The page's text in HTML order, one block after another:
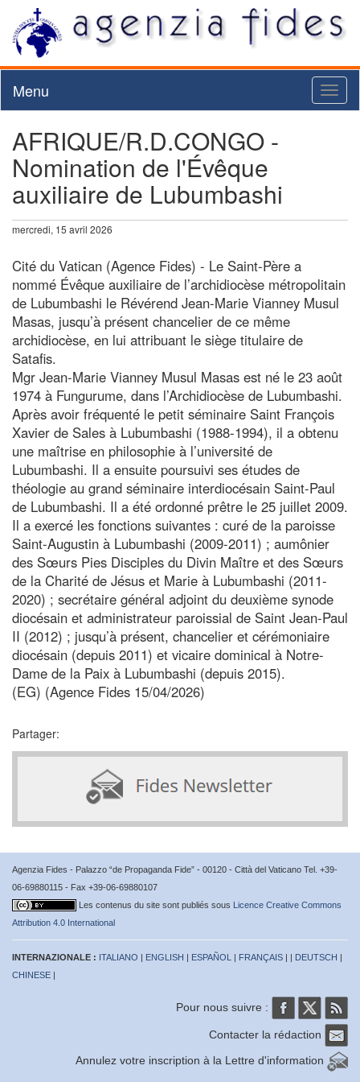
Menu
AFRIQUE/R.D.CONGO -
Nomination de l'Évêque
auxiliaire de Lubumbashi
mercredi, 15 avril 2026
Cité du Vatican (Agence Fides) - Le Saint-Père a
nommé Évêque auxiliaire de l’archidiocèse métropolitain
de Lubumbashi le Révérend Jean-Marie Vianney Musul
Masas, jusqu’à présent chancelier de ce même
archidiocèse, en lui attribuant le siège titulaire de
Satafis.
Mgr Jean-Marie Vianney Musul Masas est né le 23 août
1974 à Fungurume, dans l’Archidiocèse de Lubumbashi.
Après avoir fréquenté le petit séminaire Saint François
Xavier de Sales à Lubumbashi (1988-1994), il a obtenu
une maîtrise en philosophie à l’université de
Lubumbashi. Il a ensuite poursuivi ses études de
théologie au grand séminaire interdiocésain Saint-Paul
de Lubumbashi. Il a été ordonné prêtre le 25 juillet 2009.
Il a exercé les fonctions suivantes : curé de la paroisse
Saint-Augustin à Lubumbashi (2009-2011) ; aumônier
des Sœurs Pies Disciples du Divin Maître et des Sœurs
de la Charité de Jésus et Marie à Lubumbashi (2011-
2020) ; secrétaire général adjoint du deuxième synode
diocésain et administrateur paroissial de Saint Jean-Paul
II (2012) ; jusqu’à présent, chancelier et cérémoniaire
diocésain (depuis 2011) et vicaire dominical à Notre-
Dame de la Paix à Lubumbashi (depuis 2015).
(EG) (Agence Fides 15/04/2026)
Partager:
Agenzia Fides - Palazzo “de Propaganda Fide” - 00120 - Città del Vaticano Tel. +39-
06-69880115 - Fax +39-06-69880107
Les contenus du site sont publiés sous Licence Creative Commons
Attribution 4.0 International
INTERNAZIONALE : ITALIANO | ENGLISH | ESPAÑOL | FRANÇAIS | | DEUTSCH |
CHINESE |
Pour nous suivre :
Contacter la rédaction
Annulez votre inscription à la Lettre d'information